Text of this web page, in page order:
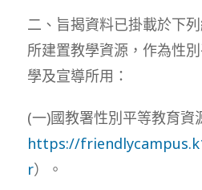
二、旨揭資料已掛載於下
所建置教學資源，作為性
學及宣導所用：
(一)國教署性別平等教育資
https://
r）。